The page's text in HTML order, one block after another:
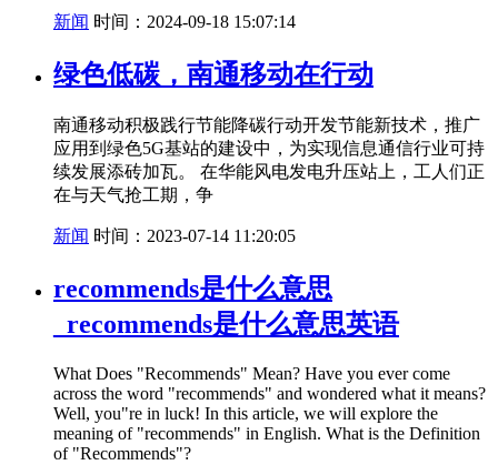
新闻 时间：2024-09-18 15:07:14
绿色低碳，南通移动在行动
南通移动积极践行节能降碳行动开发节能新技术，推广
应用到绿色5G基站的建设中，为实现信息通信行业可持
续发展添砖加瓦。 在华能风电发电升压站上，工人们正
在与天气抢工期，争
新闻 时间：2023-07-14 11:20:05
recommends是什么意思
_recommends是什么意思英语
What Does "Recommends" Mean? Have you ever come
across the word "recommends" and wondered what it means?
Well, you"re in luck! In this article, we will explore the
meaning of "recommends" in English. What is the Definition
of "Recommends"?